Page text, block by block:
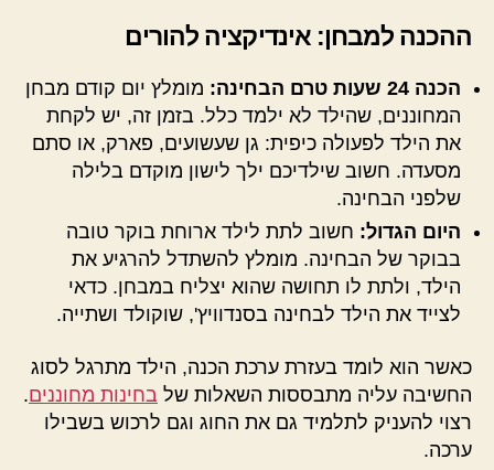
ההכנה למבחן: אינדיקציה להורים
הכנה 24 שעות טרם הבחינה:
מומלץ יום קודם מבחן
המחוננים, שהילד לא ילמד כלל. בזמן זה, יש לקחת
את הילד לפעולה כיפית: גן שעשועים, פארק, או סתם
מסעדה. חשוב שילדיכם ילך לישון מוקדם בלילה
שלפני הבחינה.
היום הגדול: חשוב לתת לילד ארוחת בוקר טובה
בבוקר של הבחינה. מומלץ להשתדל להרגיע את
הילד, ולתת לו תחושה שהוא יצליח במבחן. כדאי
לצייד את הילד לבחינה בסנדוויץ', שוקולד ושתייה.
כאשר הוא לומד בעזרת ערכת הכנה, הילד מתרגל לסוג
החשיבה עליה מתבססות השאלות של בחינות מחוננים.
רצוי להעניק לתלמיד גם את החוג וגם לרכוש בשבילו
ערכה.